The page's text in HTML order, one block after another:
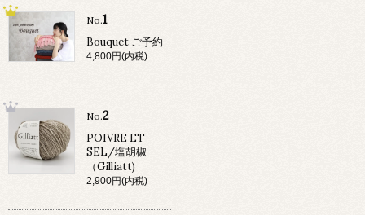
No.1
Bouquet ご予約
4,800円(内税)
No.2
POIVRE ET
SEL/塩胡椒
（Gilliatt)
2,900円(内税)